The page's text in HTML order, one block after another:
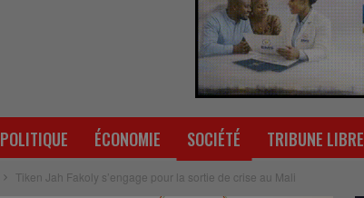
POLITIQUE ÉCONOMIE SOCIÉTÉ TRIBUNE LIBRE
Tiken Jah Fakoly s’engage pour la sortie de crise au Mali